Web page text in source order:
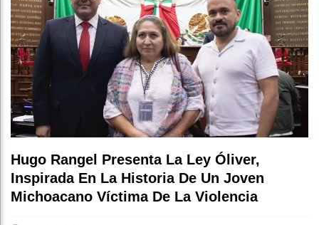
Hugo Rangel Presenta La Ley Óliver,
Inspirada En La Historia De Un Joven
Michoacano Víctima De La Violencia